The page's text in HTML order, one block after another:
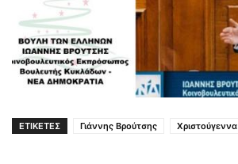
ΕΤΙΚΕΤΕΣ Γιάννης Βρούτσης Χριστούγεννα